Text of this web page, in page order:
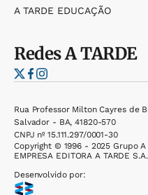
A TARDE EDUCAÇÃO
RedesA TARDE
Rua Professor Milton Cayres de
Salvador - BA, 41820-570
CNPJ nº 15.111.297/0001-30
Copyright © 1996 - 2025 Grupo
EMPRESA EDITORA A TARDE S.A.
Desenvolvido por: